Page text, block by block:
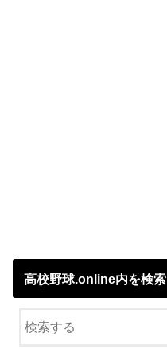
高校野球.online内を検索